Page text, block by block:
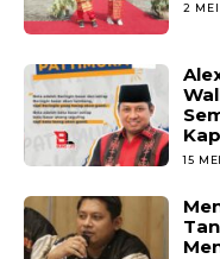
2
15